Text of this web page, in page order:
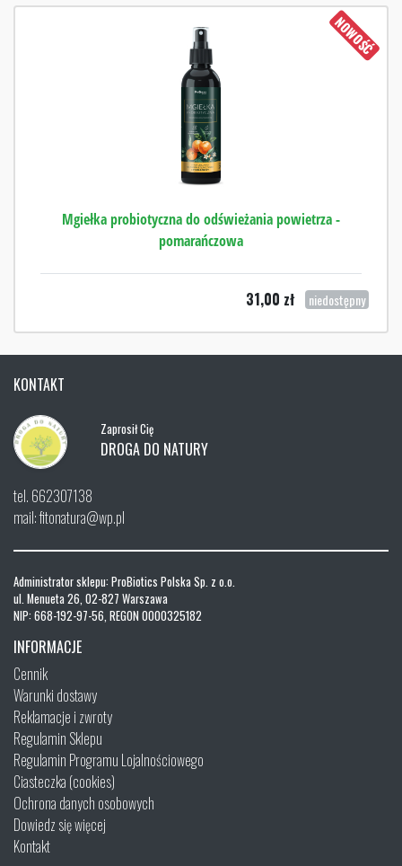
NOWOŚĆ
Mgiełka probiotyczna do odświeżania powietrza -
pomarańczowa
31,00 zł niedostępny
KONTAKT
Zaprosił Cię
DROGA DO NATURY
tel. 662307138
mail: fitonatura@wp.pl
Administrator sklepu: ProBiotics Polska Sp. z o.o.
ul. Menueta 26, 02-827 Warszawa
NIP: 668-192-97-56, REGON 0000325182
INFORMACJE
Cennik
Warunki dostawy
Reklamacje i zwroty
Regulamin Sklepu
Regulamin Programu Lojalnościowego
Ciasteczka (cookies)
Ochrona danych osobowych
Dowiedz się więcej
Kontakt